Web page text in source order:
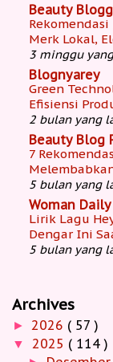
Beauty
Merk Lokal,
3 minggu
Blognyarey
Green
Efisiensi
2 bulan yang
Beauty Blog
7
5 bulan yang
Woman Daily
Lirik Lagu
Dengar Ini
5 bulan yang
Archives
► 2026 ( 57 )
▼ 2025 ( 114 )